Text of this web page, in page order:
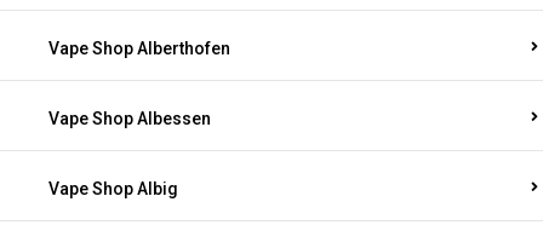
Vape Shop Alberthofen
Vape Shop Albessen
Vape Shop Albig